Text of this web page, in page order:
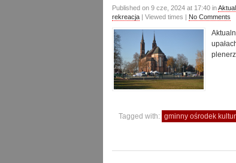
Published on 9 cze, 2024 at 17:40 in
rekreacja | Viewed times | No Comments
Tagged with: gminny ośrodek